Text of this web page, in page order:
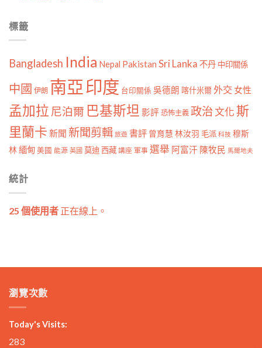
標籤
Bangladesh India Nepal Pakistan Sri Lanka 不丹 中印關係
中國 伊朗 南亞印度 台印關係 吳德朗 喀什米爾外交 女性
孟加拉 尼泊爾 巴基斯坦 影評 恐怖主義 政治文化斯
里蘭卡 新聞 新聞剪輯 旅遊 書評 曾育慧 林汝羽 毛派 科技 穆斯
林 緬甸 美國 能源 英國 莫迪 西藏 講座 軍事 選舉 阿富汗 陳牧民 馬爾地夫
統計
25 個使用者 正在線上。
瀏覽次數
Today's Visits:
283